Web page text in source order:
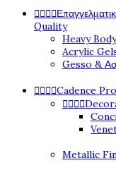

Quality
Heavy
Acrylic
Gesso &
Cadence

Metallic